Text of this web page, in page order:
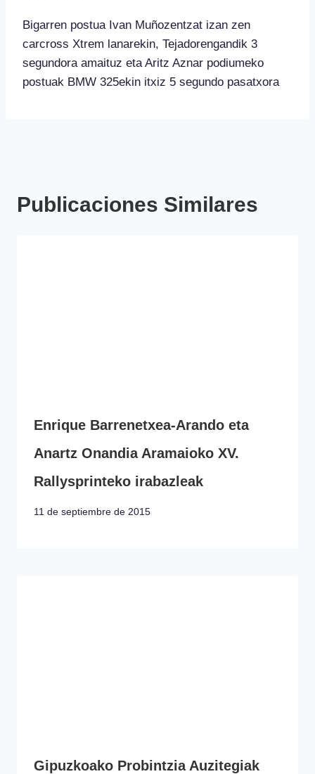
Bigarren postua Ivan Muñozentzat izan zen
carcross Xtrem lanarekin, Tejadorengandik 3
segundora amaituz eta Aritz Aznar podiumeko
postuak BMW 325ekin itxiz 5 segundo pasatxora
Publicaciones Similares
Enrique Barrenetxea-Arando eta
Anartz Onandia Aramaioko XV.
Rallysprinteko irabazleak
11 de septiembre de 2015
Gipuzkoako Probintzia Auzitegiak